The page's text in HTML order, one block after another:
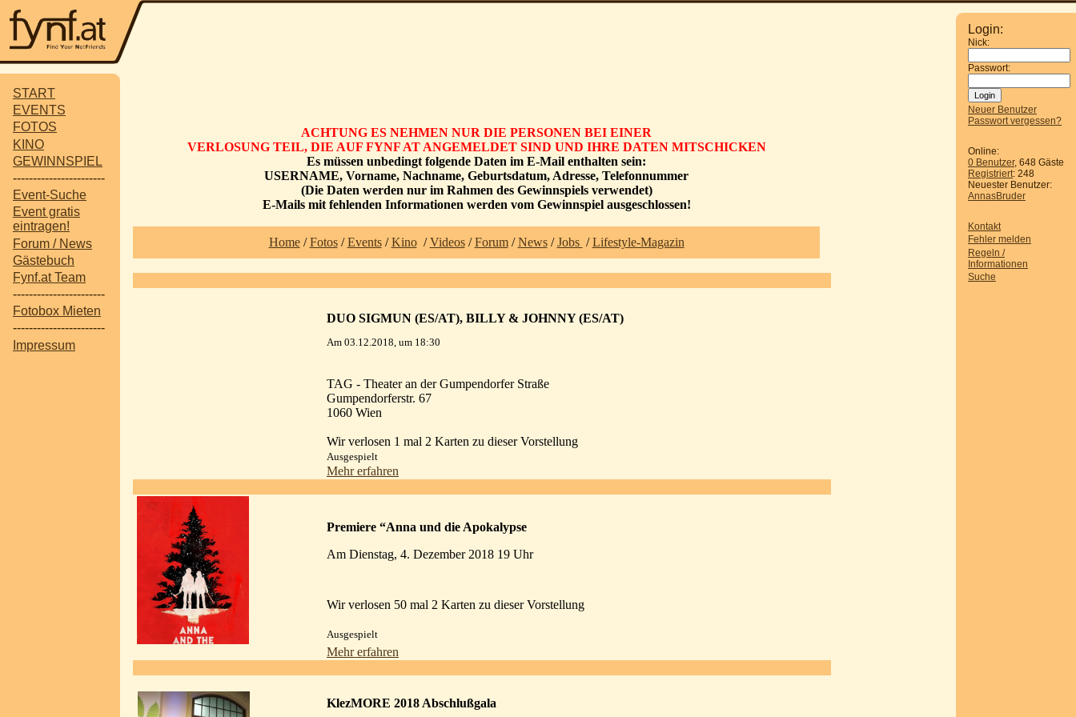
START
EVENTS
FOTOS
KINO
GEWINNSPIEL
-----------------------
Event-Suche
Event gratis
eintragen!
Forum / News
Gästebuch
Fynf.at Team
-----------------------
Fotobox Mieten
-----------------------
Impressum
Login:
Nick:
Passwort:
Neuer Benutzer
Passwort vergessen?
Online:
0 Benutzer, 648 Gäste
Registriert: 248
Neuester Benutzer:
AnnasBruder
Kontakt
Fehler melden
Regeln /
Informationen
Suche
ACHTUNG ES NEHMEN NUR DIE PERSONEN BEI EINER
VERLOSUNG TEIL, DIE AUF FYNF AT ANGEMELDET SIND UND IHRE DATEN MITSCHICKEN
Es müssen unbedingt folgende Daten im E-Mail enthalten sein:
USERNAME, Vorname, Nachname, Geburtsdatum, Adresse, Telefonnummer
(Die Daten werden nur im Rahmen des Gewinnspiels verwendet)
E-Mails mit fehlenden Informationen werden vom Gewinnspiel ausgeschlossen!
Home/Fotos/Events/Kino/Videos/Forum/News/Jobs /Lifestyle-Magazin
DUO SIGMUN (ES/AT), BILLY & JOHNNY (ES/AT)
Am 03.12.2018, um 18:30
TAG - Theater an der Gumpendorfer Straße
Gumpendorferstr. 67
1060 Wien
Wir verlosen 1 mal 2 Karten zu dieser Vorstellung
Ausgespielt
Mehr erfahren
Premiere “Anna und die Apokalypse
Am Dienstag, 4. Dezember 2018 19 Uhr
Wir verlosen 50 mal 2 Karten zu dieser Vorstellung
Ausgespielt
Mehr erfahren
KlezMORE 2018 Abschlußgala